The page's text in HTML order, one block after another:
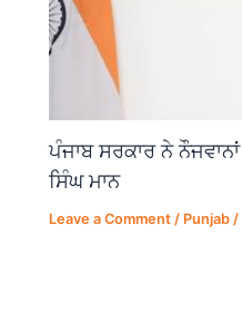
ਪੰਜਾਬ ਸਰਕਾਰ ਨੇ
ਸਿੰਘ ਮਾਨ
Leave a Comment / Punjab /